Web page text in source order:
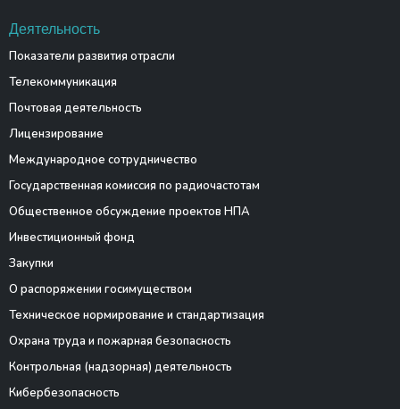
Деятельность
Показатели развития отрасли
Телекоммуникация
Почтовая деятельность
Лицензирование
Международное сотрудничество
Государственная комиссия по радиочастотам
Общественное обсуждение проектов НПА
Инвестиционный фонд
Закупки
О распоряжении госимуществом
Техническое нормирование и стандартизация
Охрана труда и пожарная безопасность
Контрольная (надзорная) деятельность
Кибербезопасность